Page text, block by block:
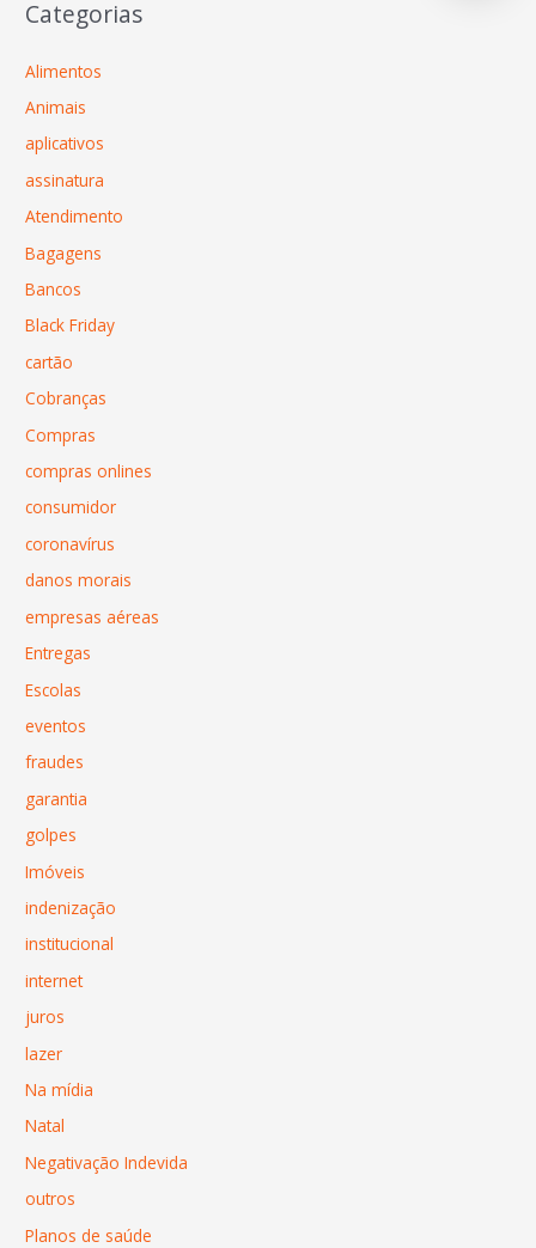
Categorias
Alimentos
Animais
aplicativos
assinatura
Atendimento
Bagagens
Bancos
Black Friday
cartão
Cobranças
Compras
compras onlines
consumidor
coronavírus
danos morais
empresas aéreas
Entregas
Escolas
eventos
fraudes
garantia
golpes
Imóveis
indenização
institucional
internet
juros
lazer
Na mídia
Natal
Negativação Indevida
outros
Planos de saúde